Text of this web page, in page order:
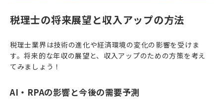
税理士の将来展望と収入アップの方法
税理士業界は技術の進化や経済環境の変化の影響を受けま
す。将来的な年収の展望と、収入アップのための方策を考え
てみましょう！
AI・RPAの影響と今後の需要予測